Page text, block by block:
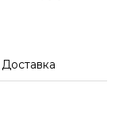
Доставка